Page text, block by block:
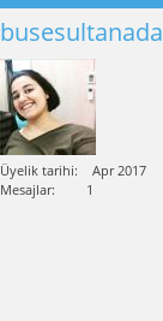
busesultanada
Üyelik tarihi
Apr 2017
Mesajlar
1